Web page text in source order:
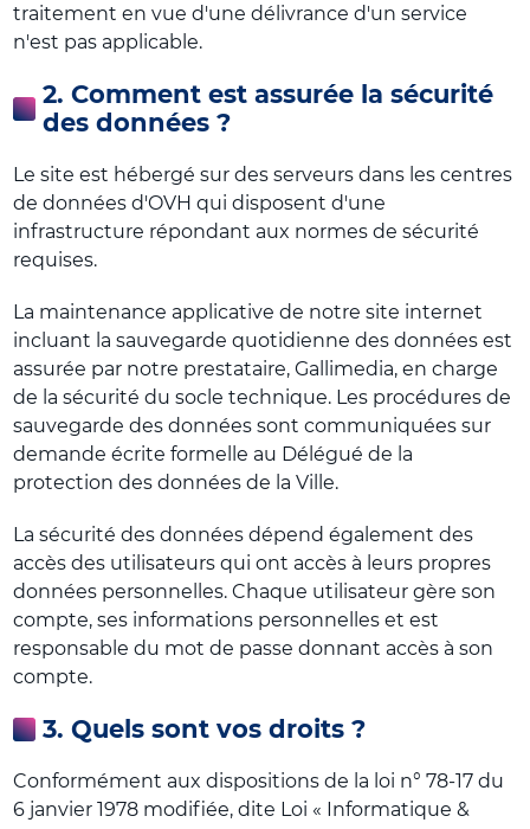
traitement en vue d'une délivrance d'un service
n'est pas applicable.
2. Comment est assurée la sécurité
des données ?
Le site est hébergé sur des serveurs dans les centres
de données d'OVH qui disposent d'une
infrastructure répondant aux normes de sécurité
requises.
La maintenance applicative de notre site internet
incluant la sauvegarde quotidienne des données est
assurée par notre prestataire, Gallimedia, en charge
de la sécurité du socle technique. Les procédures de
sauvegarde des données sont communiquées sur
demande écrite formelle au Délégué de la
protection des données de la Ville.
La sécurité des données dépend également des
accès des utilisateurs qui ont accès à leurs propres
données personnelles. Chaque utilisateur gère son
compte, ses informations personnelles et est
responsable du mot de passe donnant accès à son
compte.
3. Quels sont vos droits ?
Conformément aux dispositions de la loi n° 78-17 du
6 janvier 1978 modifiée, dite Loi « Informatique &